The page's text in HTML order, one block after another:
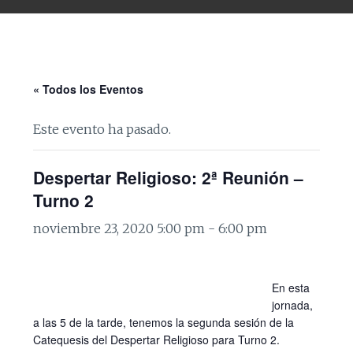
« Todos los Eventos
Este evento ha pasado.
Despertar Religioso: 2ª Reunión –
Turno 2
noviembre 23, 2020 5:00 pm -6:00 pm
En esta
jornada,
a las 5 de la tarde, tenemos la segunda sesión de la
Catequesis del Despertar Religioso para Turno 2.